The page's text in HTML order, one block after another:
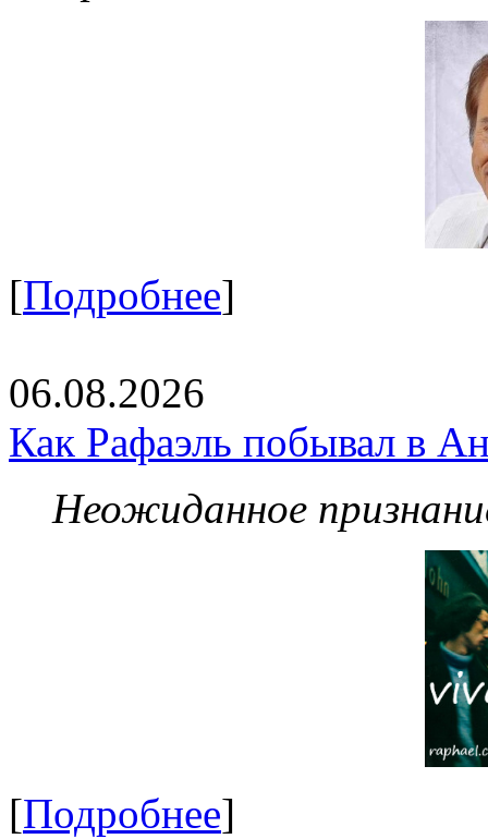
[Подробнее]
06.08.2026
Как Рафаэль побывал в
Неожиданное
[Подробнее]